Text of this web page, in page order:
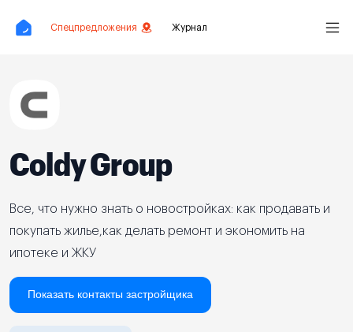
Спецпредложения Журнал
Coldy Group
Все, что нужно знать о новостройках: как продавать и
покупать жилье,как делать ремонт и экономить на
ипотеке и ЖКУ
Показать контакты застройщика